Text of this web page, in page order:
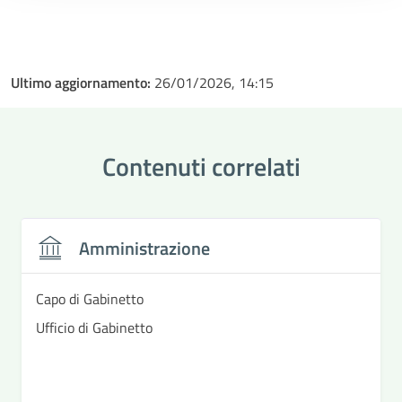
Ultimo aggiornamento: 26/01/2026, 14:15
Contenuti correlati
Amministrazione
Capo di Gabinetto
Ufficio di Gabinetto